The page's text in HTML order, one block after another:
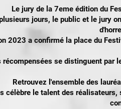
Le jury de la 7eme édition du
jours, le public et le jury
2023 a confirmé la place du
se distinguent par
Retrouvez l'ensemble des
célèbre le talent des